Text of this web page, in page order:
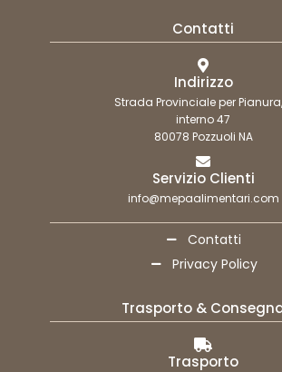
Contatti
Indirizzo
Strada Provinciale per
interno 47
80078 Pozzuoli NA
Servizio Clienti
info@mepaalimentari.com
Contatti
Privacy Policy
Trasporto &
Trasporto